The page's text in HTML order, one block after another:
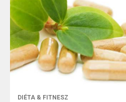
DIÉTA & FITNESZ